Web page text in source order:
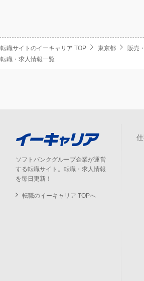
転職サイトのイーキャリア TOP 東京都
販売
転職・求人情報一覧
ソフトバンクグループ企業が運営
する転職サイト。転職・求人情報
を毎日更新！
転職のイーキャリア TOPへ